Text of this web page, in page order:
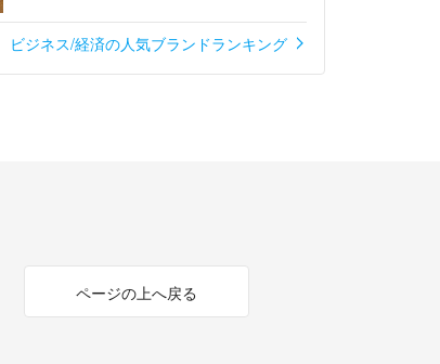
ビジネス/経済の人気ブランドランキング
ページの上へ戻る